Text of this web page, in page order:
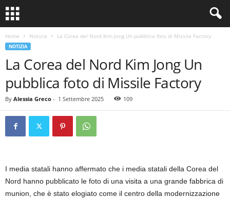
Home Notizia La Corea del Nord Kim Jong Un pubblica foto di Missile Factory
NOTIZIA
La Corea del Nord Kim Jong Un
pubblica foto di Missile Factory
By Alessia Greco - 1 Settembre 2025 109
I media statali hanno affermato che i media statali della Corea del
Nord hanno pubblicato le foto di una visita a una grande fabbrica di
munion, che è stato elogiato come il centro della modernizzazione